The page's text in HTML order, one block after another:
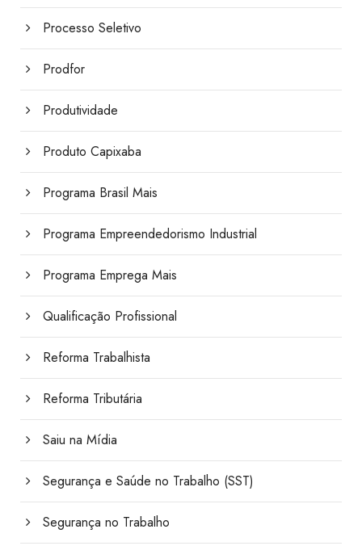
Processo Seletivo
Prodfor
Produtividade
Produto Capixaba
Programa Brasil Mais
Programa Empreendedorismo Industrial
Programa Emprega Mais
Qualificação Profissional
Reforma Trabalhista
Reforma Tributária
Saiu na Mídia
Segurança e Saúde no Trabalho (SST)
Segurança no Trabalho